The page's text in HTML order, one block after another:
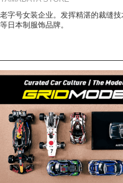
老字号女装企业。发挥精湛的裁缝
等日本制服饰品牌。